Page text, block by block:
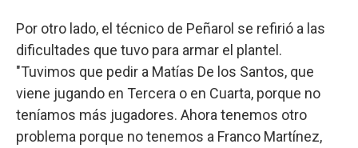
Por otro lado, el técnico de Peñarol se refirió a las
dificultades que tuvo para armar el plantel.
"Tuvimos que pedir a Matías De los Santos, que
viene jugando en Tercera o en Cuarta, porque no
teníamos más jugadores. Ahora tenemos otro
problema porque no tenemos a Franco Martínez,